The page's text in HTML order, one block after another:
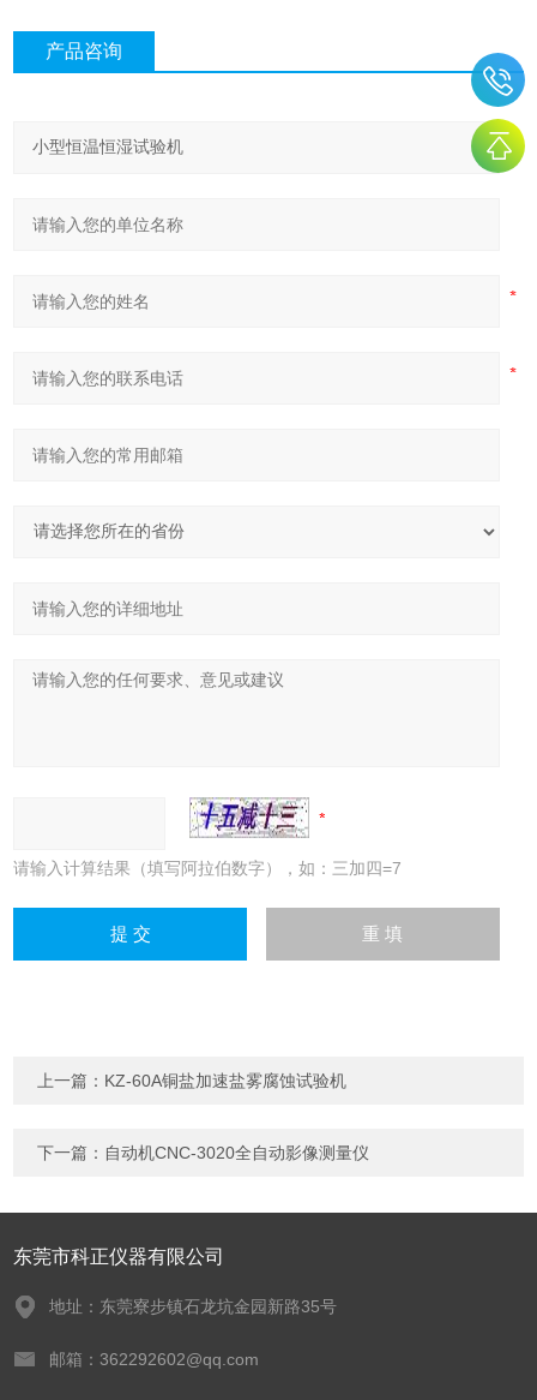
产品咨询
请输入计算结果（填写阿拉伯数字），如：三加四=7
上一篇： KZ-60A铜盐加速盐雾腐蚀试验机
下一篇： 自动机CNC-3020全自动影像测量仪
东莞市科正仪器有限公司
地址：东莞寮步镇石龙坑金园新路35号
邮箱：362292602@qq.com